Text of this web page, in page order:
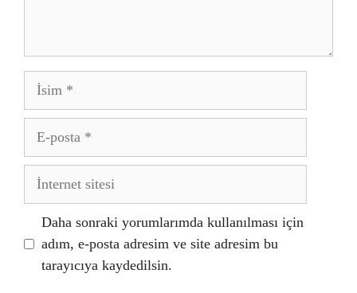
İsim
posta
İnternet
Daha sonraki yorumlarımda kullanılması için
adım, e-posta adresim ve site adresim bu
tarayıcıya kaydedilsin.